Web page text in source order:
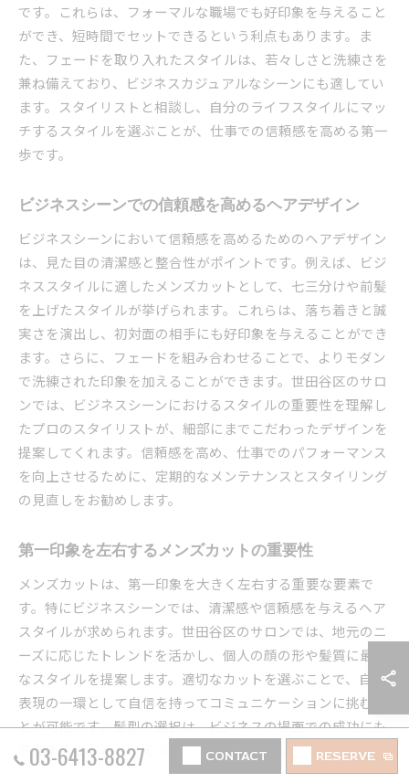
です。これらは、フォーマルな職場でも好印象を与えること
ができ、短時間でセットできるという利点もあります。ま
た、フェードを取り入れたスタイルは、若々しさと洗練さを
兼ね備えており、ビジネスカジュアルなシーンにも適してい
ます。スタイリストと相談し、自分のライフスタイルにマッ
チするスタイルを選ぶことが、仕事での信頼感を高める第一
歩です。
ビジネスシーンでの信頼感を高めるヘアデザイン
ビジネスシーンにおいて信頼感を高めるためのヘアデザイン
は、見た目の清潔感と整合性がポイントです。例えば、ビジ
ネススタイルに適したメンズカットとして、七三分けや前髪
を上げたスタイルが挙げられます。これらは、落ち着きと誠
実さを演出し、初対面の相手にも好印象を与えることができ
ます。さらに、フェードを組み合わせることで、よりモダン
で洗練された印象を加えることができます。世田谷区のサロ
ンでは、ビジネスシーンにおけるスタイルの重要性を理解し
たプロのスタイリストが、細部にまでこだわったデザインを
提案してくれます。信頼感を高め、仕事でのパフォーマンス
を向上させるために、定期的なメンテナンスとスタイリング
の見直しをお勧めします。
第一印象を左右するメンズカットの重要性
メンズカットは、第一印象を大きく左右する重要な要素で
す。特にビジネスシーンでは、清潔感や信頼感を与えるヘア
スタイルが求められます。世田谷区のサロンでは、地元のニ
ーズに応じたトレンドを活かし、個人の顔の形や髪質に最適
なスタイルを提案します。適切なカットを選ぶことで、自己
表現の一環として自信を持ってコミュニケーションに挑むこ
とが可能です。髪型の選択は、ビジネスの場面での成功にも
直結することから、その重要性は計り知れません。
03-6413-8827 CONTACT RESERVE